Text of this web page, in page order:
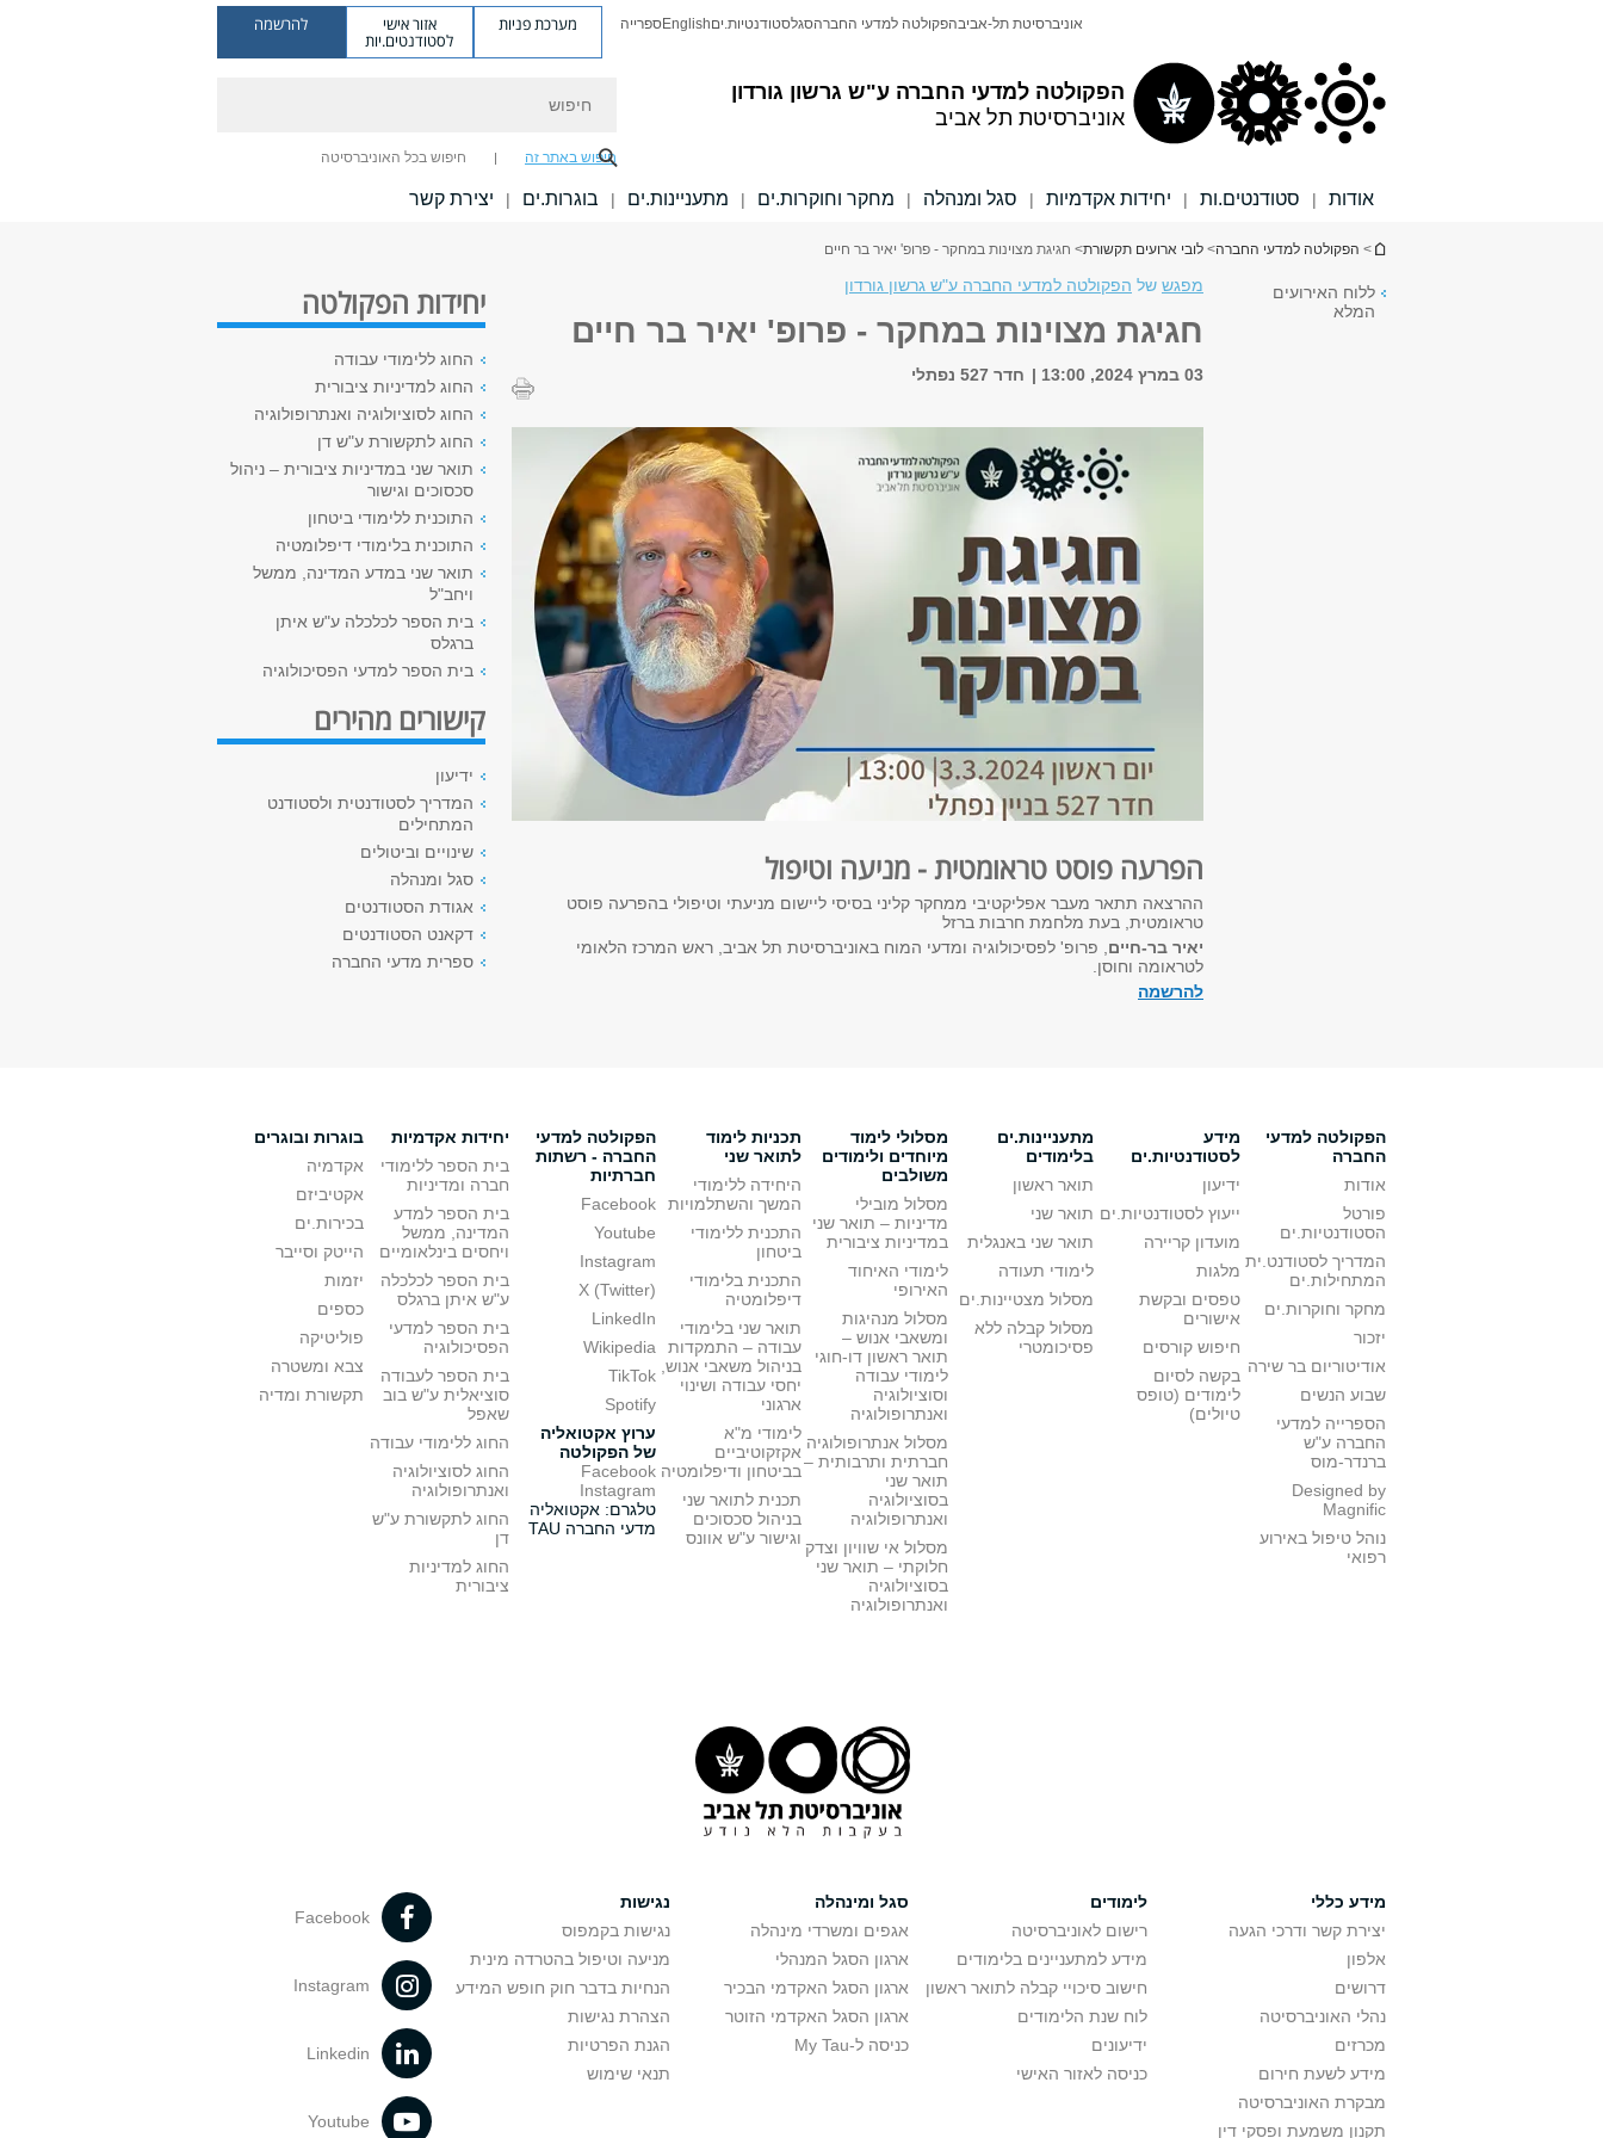
הפקולטה למדעי החברה ע"ש גרשון גורדון
אוניברסיטת תל אביב
אוניברסיטת תל-אביבהפקולטה למדעי החברהסגלסטודנטיות.יםEnglishספרייה מערכת פניות אזור אישי
לסטודנטים.יות
להרשמה
חיפוש באתר זה חיפוש בכל האוניברסיטה
אודות | סטודנטים.ות | יחידות אקדמיות | סגל ומנהלה | מחקר וחוקרות.ים | מתעניינות.ים | בוגרות.ים | יצירת קשר
הינך נמצא כאן
> הפקולטה למדעי החברה> לובי ארועים תקשורת> חגיגת מצוינות במחקר - פרופ' יאיר בר חיים
ללוח האירועים
המלא
מפגש של הפקולטה למדעי החברה ע"ש גרשון גורדון
חגיגת מצוינות במחקר - פרופ' יאיר בר חיים
03 במרץ 2024, 13:00 חדר 527 נפתלי
הפרעה פוסט טראומטית - מניעה וטיפול
ההרצאה תתאר מעבר אפליקטיבי ממחקר קליני בסיסי ליישום מניעתי וטיפולי בהפרעה פוסט
טראומטית, בעת מלחמת חרבות ברזל
יאיר בר-חיים , פרופ' לפסיכולוגיה ומדעי המוח באוניברסיטת תל אביב, ראש המרכז הלאומי
לטראומה וחוסן.
להרשמה
יחידות הפקולטה
החוג ללימודי עבודה
החוג למדיניות ציבורית
החוג לסוציולוגיה ואנתרופולוגיה
החוג לתקשורת ע"ש דן
תואר שני במדיניות ציבורית – ניהול
סכסוכים וגישור
התוכנית ללימודי ביטחון
התוכנית בלימודי דיפלומטיה
תואר שני במדע המדינה, ממשל
ויחב"ל
בית הספר לכלכלה ע"ש איתן
ברגלס
בית הספר למדעי הפסיכולוגיה
קישורים מהירים
ידיעון
המדריך לסטודנטית ולסטודנט
המתחילים
שינויים וביטולים
סגל ומנהלה
אגודת הסטודנטים
דקאנט הסטודנטים
ספרית מדעי החברה
הפקולטה למדעי
החברה
אודות
פורטל
הסטודנטיות.ים
המדריך לסטודנט.ית
המתחילות.ים
מחקר וחוקרות.ים
יזכור
אודיטוריום בר שירה
שבוע הנשים
הספרייה למדעי
החברה ע"ש
ברנדר-מוס
Designed by
Magnific
נוהל טיפול באירוע
רפואי
מידע
לסטודנטיות.ים
ידיעון
ייעוץ לסטודנטיות.ים
מועדון קריירה
מלגות
טפסים ובקשת
אישורים
חיפוש קורסים
בקשה לסיום
לימודים (טופס
טיולים)
מתעניינות.ים
בלימודים
תואר ראשון
תואר שני
תואר שני באנגלית
לימודי תעודה
מסלול מצטיינות.ים
מסלול קבלה ללא
פסיכומטרי
מסלולי לימוד
מיוחדים ולימודים
משולבים
מסלול מובילי
מדיניות – תואר שני
במדיניות ציבורית
לימודי האיחוד
האירופי
מסלול מנהיגות
ומשאבי אנוש –
תואר ראשון דו-חוגי
לימודי עבודה
וסוציולוגיה
ואנתרופולוגיה
מסלול אנתרופולוגיה
חברתית ותרבותית –
תואר שני
בסוציולוגיה
ואנתרופולוגיה
מסלול אי שוויון וצדק
חלוקתי – תואר שני
בסוציולוגיה
ואנתרופולוגיה
תכניות לימוד
לתואר שני
היחידה ללימודי
המשך והשתלמויות
התכנית ללימודי
ביטחון
התכנית בלימודי
דיפלומטיה
תואר שני בלימודי
עבודה – התמקדות
בניהול משאבי אנוש,
יחסי עבודה ושינוי
ארגוני
לימודי מ"א
אקזקוטיביים
בביטחון ודיפלומטיה
תכנית לתואר שני
בניהול סכסוכים
וגישור ע"ש אוונס
הפקולטה למדעי
החברה - רשתות
חברתיות
Facebook
Youtube
Instagram
X (Twitter)
LinkedIn
Wikipedia
TikTok
Spotify
ערוץ אקטואליה
של הפקולטה
Facebook
Instagram
טלגרם: אקטואליה
מדעי החברה TAU
יחידות אקדמיות
בית הספר ללימודי
חברה ומדיניות
בית הספר למדע
המדינה, ממשל
ויחסים בינלאומיים
בית הספר לכלכלה
ע"ש איתן ברגלס
בית הספר למדעי
הפסיכולוגיה
בית הספר לעבודה
סוציאלית ע"ש בוב
שאפל
החוג ללימודי עבודה
החוג לסוציולוגיה
ואנתרופולוגיה
החוג לתקשורת ע"ש
דן
החוג למדיניות
ציבורית
בוגרות ובוגרים
אקדמיה
אקטיביזם
בכירות.ים
הייטק וסייבר
יזמות
כספים
פוליטיקה
צבא ומשטרה
תקשורת ומדיה
מידע כללי
יצירת קשר ודרכי הגעה
אלפון
דרושים
נהלי האוניברסיטה
מכרזים
מידע לשעת חירום
מבקרת האוניברסיטה
תקנון משמעת ופסקי דין
לימודים
רישום לאוניברסיטה
מידע למתעניינים בלימודים
חישוב סיכויי קבלה לתואר ראשון
לוח שנת הלימודים
ידיעונים
כניסה לאזור האישי
סגל ומינהלה
אגפים ומשרדי מינהלה
ארגון הסגל המנהלי
ארגון הסגל האקדמי הבכיר
ארגון הסגל האקדמי הזוטר
כניסה ל-My Tau
נגישות
נגישות בקמפוס
מניעה וטיפול בהטרדה מינית
הנחיות בדבר חוק חופש המידע
הצהרת נגישות
הגנת הפרטיות
תנאי שימוש
Facebook
Instagram
Linkedin
Youtube